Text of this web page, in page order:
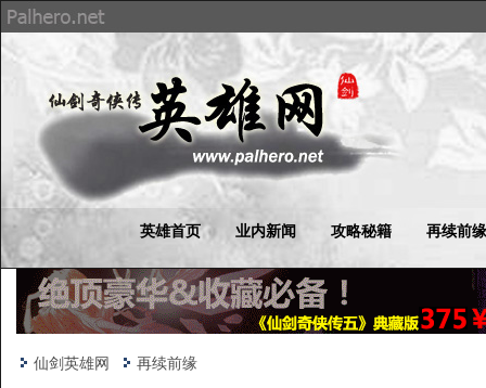
英雄首页 业内新闻 攻略秘籍 再续前缘
仙剑英雄网 再续前缘